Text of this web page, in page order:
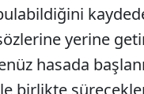
bulabildiğini
yerine
hasada
birlikte